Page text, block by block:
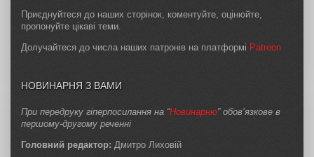
Приєднуйтеся до наших сторінок, коментуйте, оцінюйте,
пропонуйте цікаві теми.
Долучайтеся до числа наших патронів на платформі Patreon
НОВИНАРНЯ З ВАМИ
При передруку гіперпосилання на “Новинарню” обов’язкове в
першому-другому реченні
Головний редактор: Дмитро Лиховій